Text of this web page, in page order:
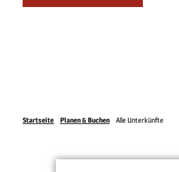
Startseite Planen & Buchen Alle Unterkünfte